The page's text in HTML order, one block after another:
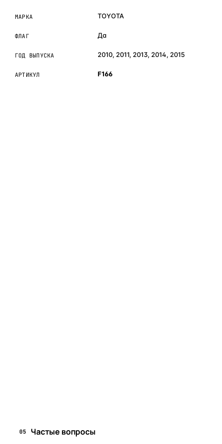
МАРКА TOYOTA
ФЛАГ Да
ГОД ВЫПУСКА 2010, 2011, 2013, 2014, 2015
АРТИКУЛ F166
05 Частые вопросы